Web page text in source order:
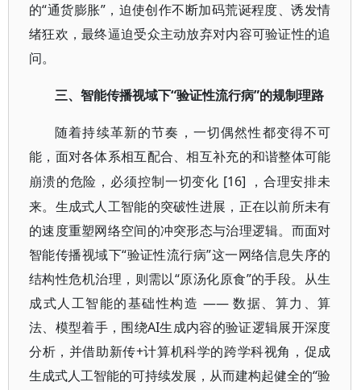
的“通货膨胀”，迫使创作不断加码荒诞程度、诱发情
绪狂欢，最终逼迫受众主动放弃对内容可验证性的追
问。
三、智能传播视域下“验证性流行病”的规制理路
随着持续革新的节奏，一切偶然性都变得不可
能，面对各体系相互配合、相互补充的和谐整体可能
崩溃的危险，必须控制一切变化 [16] ，合理安排未
来。生成式人工智能的突破性进展，正在以前所未有
的速度重塑网络空间的冲突形态与治理逻辑。而面对
智能传播视域下“验证性流行病”这一网络信息失序的
结构性危机治理，则需以“原汤化原食”的手段。从生
成式人工智能的基础性构造 —— 数据、算力、算
法、模型着手，围绕AI生成内容的验证逻辑展开深度
分析，并借助新传+计算机科学的跨学科视角，促成
生成式人工智能的可持续发展，从而建构起健全的“验